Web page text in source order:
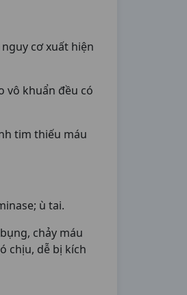
cơ xuất hiện
vô khuẩn đều có
tim thiếu máu
ù tai.
chảy máu
chịu, dễ bị kích